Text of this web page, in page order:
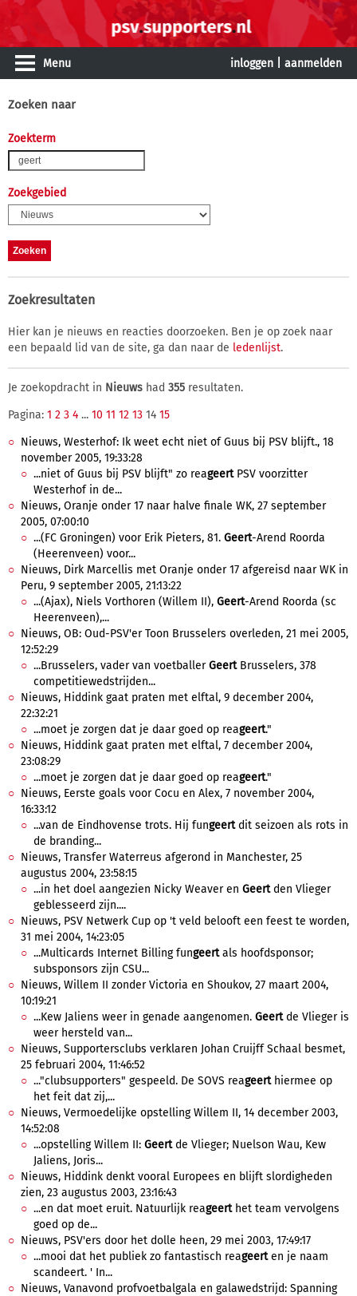
Menu inloggen aanmelden
Zoeken naar
Zoekterm
Zoekgebied
Zoekresultaten
Hier kan je nieuws en reacties doorzoeken. Ben je op zoek naar
een bepaald lid van de site, ga dan naar de ledenlijst.
Je zoekopdracht in Nieuws had 355 resultaten.
Pagina: 1 2 3 4 ... 10 11 12 13 14 15
Nieuws, Westerhof: Ik weet echt niet of Guus bij PSV blijft., 18
november 2005, 19:33:28
...niet of Guus bij PSV blijft" zo reageertPSV voorzitter
Westerhof in de...
Nieuws, Oranje onder 17 naar halve finale WK, 27 september
2005, 07:00:10
...(FC Groningen) voor Erik Pieters, 81. Geert-Arend Roorda
(Heerenveen) voor...
Nieuws, Dirk Marcellis met Oranje onder 17 afgereisd naar WK in
Peru, 9 september 2005, 21:13:22
...(Ajax), Niels Vorthoren (Willem II), Geert-Arend Roorda (sc
Heerenveen),...
Nieuws, OB: Oud-PSV'er Toon Brusselers overleden, 21 mei 2005,
12:52:29
...Brusselers, vader van voetballerGeertBrusselers, 378
competitiewedstrijden...
Nieuws, Hiddink gaat praten met elftal, 9 december 2004,
22:32:21
...moet je zorgen dat je daar goed op reageert."
Nieuws, Hiddink gaat praten met elftal, 7 december 2004,
23:08:29
...moet je zorgen dat je daar goed op reageert."
Nieuws, Eerste goals voor Cocu en Alex, 7 november 2004,
16:33:12
...van de Eindhovense trots. Hij fungeertdit seizoen als rots in
de branding...
Nieuws, Transfer Waterreus afgerond in Manchester, 25
augustus 2004, 23:58:15
...in het doel aangezien Nicky Weaver en Geertden Vlieger
geblesseerd zijn....
Nieuws, PSV Netwerk Cup op 't veld belooft een feest te worden,
31 mei 2004, 14:23:05
...Multicards Internet Billing fungeertals hoofdsponsor;
subsponsors zijn CSU...
Nieuws, Willem II zonder Victoria en Shoukov, 27 maart 2004,
10:19:21
...Kew Jaliens weer in genade aangenomen. Geertde Vlieger is
weer hersteld van...
Nieuws, Supportersclubs verklaren Johan Cruijff Schaal besmet,
25 februari 2004, 11:46:52
..."clubsupporters" gespeeld. De SOVS reageerthiermee op
het feit dat zij,...
Nieuws, Vermoedelijke opstelling Willem II, 14 december 2003,
14:52:08
...opstelling Willem II: Geertde Vlieger; Nuelson Wau, Kew
Jaliens, Joris...
Nieuws, Hiddink denkt vooral Europees en blijft slordigheden
zien, 23 augustus 2003, 23:16:43
...en dat moet eruit. Natuurlijk reageerthet team vervolgens
goed op de...
Nieuws, PSV'ers door het dolle heen, 29 mei 2003, 17:49:17
...mooi dat het publiek zo fantastisch reageerten je naam
scandeert. ' In...
Nieuws, Vanavond profvoetbalgala en galawedstrijd: Spanning